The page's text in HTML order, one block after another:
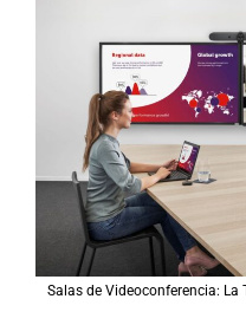
Salas de Videoconferencia: